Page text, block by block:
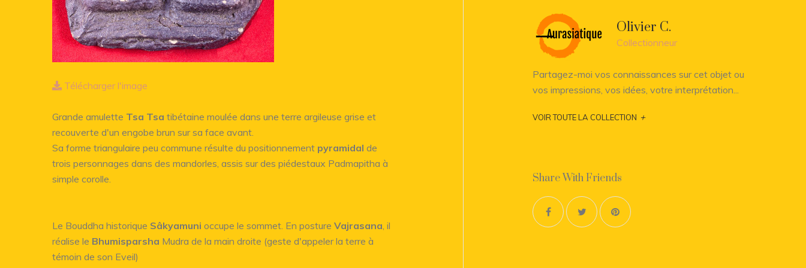
Télécharger l'image
Grande amulette Tsa Tsa tibétaine moulée dans une terre argileuse grise et
recouverte d'un engobe brun sur sa face avant.
Sa forme triangulaire peu commune résulte du positionnement pyramidal de
trois personnages dans des mandorles, assis sur des piédestaux Padmapitha à
simple corolle.
Le Bouddha historique Sâkyamuni occupe le sommet. En posture Vajrasana , il
réalise le Bhumisparsha Mudra de la main droite (geste d'appeler la terre à
témoin de son Eveil)
Olivier C.
Collectionneur
Partagez-moi vos connaissances sur cet objet ou
vos impressions, vos idées, votre interprétation...
VOIR TOUTE LA COLLECTION +
Share With Friends